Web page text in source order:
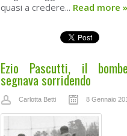
quasi a credere... Read more »
Ezio Pascutti, il
segnava sorridendo
Carlotta Betti 8 Gennaio